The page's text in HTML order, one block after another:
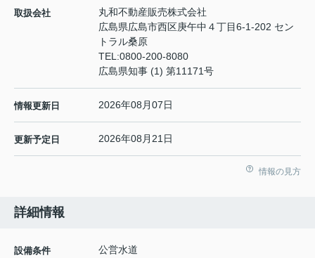
取扱会社
丸和不動産販売株式会社
広島県広島市西区庚午中４丁目6-1-202 セン
トラル桑原
TEL:0800-200-8080
広島県知事 (1) 第11171号
情報更新日 2026年08月07日
更新予定日 2026年08月21日
情報の見方
詳細情報
設備条件
公営水道